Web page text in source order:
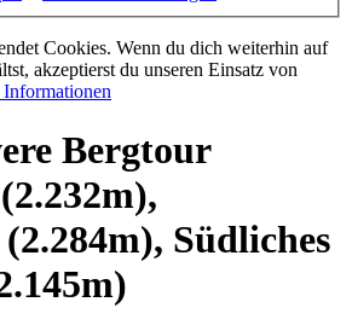
Cookies. Wenn du dich weiterhin auf
akzeptierst du unseren Einsatz von
Informationen
Bergtour
Südliches